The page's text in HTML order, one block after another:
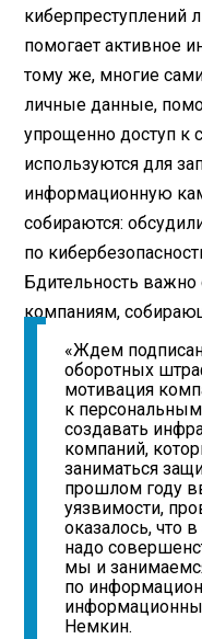
киберпреступлений
помогает активное
тому же, многие
личные данные,
упрощенно доступ к
используются для
информационную
собираются:
по
Бдительность важно
компаниям,
«Ждем
оборотных
мотивация
к
создавать
компаний,
заниматься
прошлом году
уязвимости,
оказалось, что
надо
мы и
по
Немкин.